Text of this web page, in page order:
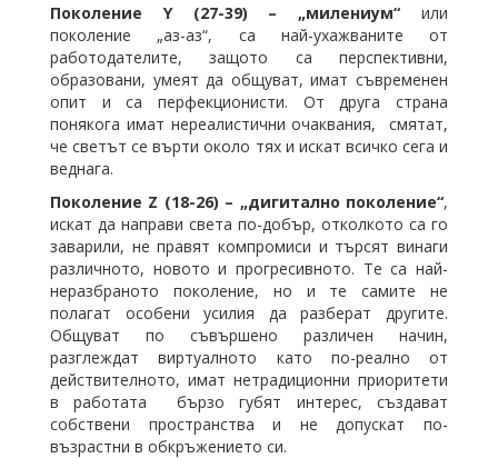
Поколение Y (27-39) – „милениум“ или
поколение „аз-аз“, са най-ухажваните от
работодателите, защото са перспективни,
образовани, умеят да общуват, имат съвременен
опит и са перфекционисти. От друга страна
понякога имат нереалистични очаквания, смятат,
че светът се върти около тях и искат всичко сега и
веднага.
Поколение Z (18-26) – „дигитално поколение“,
искат да направи света по-добър, отколкото са го
заварили, не правят компромиси и търсят винаги
различното, новото и прогресивното. Те са най-
неразбраното поколение, но и те самите не
полагат особени усилия да разберат другите.
Общуват по съвършено различен начин,
разглеждат виртуалното като по-реално от
действителното, имат нетрадиционни приоритети
в работата бързо губят интерес, създават
собствени пространства и не допускат по-
възрастни в обкръжението си.